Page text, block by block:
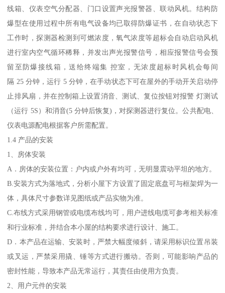
线箱、仪表空气分配器、门口设置声光报警器、联动风机。结构防
爆型在使用过程中所有电气设备均已取得防爆证书，在自动状态下
工作时，探测器检测到可燃浓度，氧气浓度等超标会自动启动风机
进行室内空气循环稀释，并发出声光报警信号，相应报警信号会预
留至防爆接线箱，送给终端集 控室，无浓度超标时风机会每间
隔 25 分钟，运行 5 分钟，在手动状态下可在屋外的手动开关启动停
止排风扇，并在控制箱上设置消音、测试、复位按钮对报警 灯测试
（运行 5S）和消音(5 分钟后恢复)，对探测器进行复位。公共配电、
仪表电源配电根据客户所需配置。
1.4 产品的安装
1、房体安装
A．房体的安装位置：户内或户外有均可，无明显震动平坦的地方。
B.安装方式为落地式，分析小屋下方设置了固定底盘可与框架焊为一
体，具体尺寸参数详见图纸或产品实物为准。
C.布线方式采用钢管或电缆布线均可，用户进线电缆可参考相关标准
和行业标准，并结合本小屋的结构要求进行设计、施工。
D．本产品在运输、安装时，严禁大幅度倾斜，请采用标识位置吊装
或叉运，严禁采用撬、锤等方式进行搬动。否则，可能影响产品的
密封性能，导致本产品无常运行，其责任由使用方负责。
2、用户元件的安装